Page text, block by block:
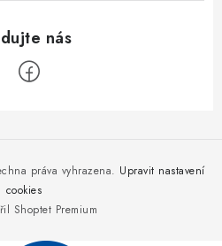
Shoptet Premium
práva vyhrazena. Upravit nastavení
cookies